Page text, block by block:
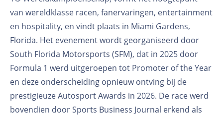
van wereldklasse racen, fanervaringen, entertainment
en hospitality, en vindt plaats in Miami Gardens,
Florida. Het evenement wordt georganiseerd door
South Florida Motorsports (SFM), dat in 2025 door
Formula 1 werd uitgeroepen tot Promoter of the Year
en deze onderscheiding opnieuw ontving bij de
prestigieuze Autosport Awards in 2026. De race werd
bovendien door Sports Business Journal erkend als